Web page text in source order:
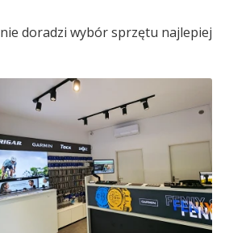
doradzi wybór sprzętu najlepiej